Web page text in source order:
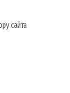
сайта